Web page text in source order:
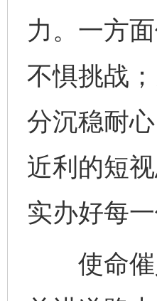
力。一方
不惧挑战
分沉稳耐
近利的短
实办好每
使命催